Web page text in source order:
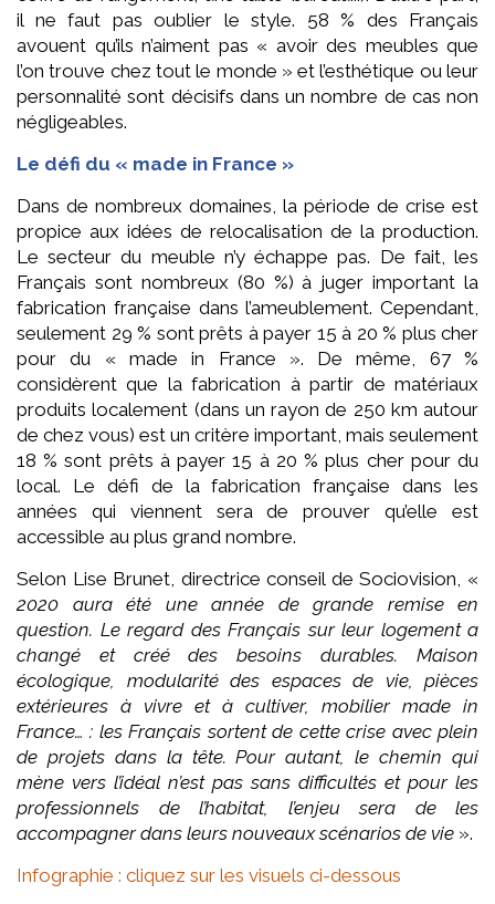
il ne faut pas oublier le style. 58 % des Français
avouent qu’ils n’aiment pas « avoir des meubles que
l’on trouve chez tout le monde » et l’esthétique ou leur
personnalité sont décisifs dans un nombre de cas non
négligeables.
Le défi du « made in France »
Dans de nombreux domaines, la période de crise est
propice aux idées de relocalisation de la production.
Le secteur du meuble n’y échappe pas. De fait, les
Français sont nombreux (80 %) à juger important la
fabrication française dans l’ameublement. Cependant,
seulement 29 % sont prêts à payer 15 à 20 % plus cher
pour du « made in France ». De même, 67 %
considèrent que la fabrication à partir de matériaux
produits localement (dans un rayon de 250 km autour
de chez vous) est un critère important, mais seulement
18 % sont prêts à payer 15 à 20 % plus cher pour du
local. Le défi de la fabrication française dans les
années qui viennent sera de prouver qu’elle est
accessible au plus grand nombre.
Selon Lise Brunet, directrice conseil de Sociovision, «
2020 aura été une année de grande remise en
question. Le regard des Français sur leur logement a
changé et créé des besoins durables. Maison
écologique, modularité des espaces de vie, pièces
extérieures à vivre et à cultiver, mobilier made in
France… : les Français sortent de cette crise avec plein
de projets dans la tête. Pour autant, le chemin qui
mène vers l’idéal n’est pas sans difficultés et pour les
professionnels de l’habitat, l’enjeu sera de les
accompagner dans leurs nouveaux scénarios de vie ».
Infographie : cliquez sur les visuels ci-dessous